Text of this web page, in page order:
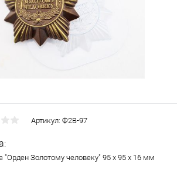
Артикул: Ф2В-97
Золотому человеку" 95 х 95 х 16 мм